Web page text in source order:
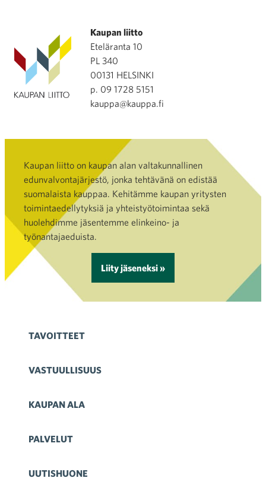
Kaupan liitto
Eteläranta 10
PL 340
00131 HELSINKI
p. 09 1728 5151
kauppa@kauppa.fi
Kaupan liitto on kaupan alan valtakunnallinen
edunvalvontajärjestö, jonka tehtävänä on edistää
suomalaista kauppaa. Kehitämme kaupan yritysten
toimintaedellytyksiä ja yhteistyötoimintaa sekä
huolehdimme jäsentemme elinkeino- ja
työnantajaeduista.
Liity jäseneksi »
TAVOITTEET
VASTUULLISUUS
KAUPAN ALA
PALVELUT
UUTISHUONE